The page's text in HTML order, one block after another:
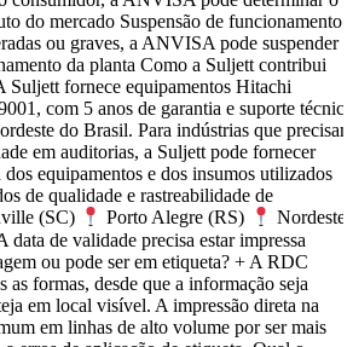
do mercado Suspensão de funcionamento
ou graves, a ANVISA pode suspender a
da planta Como a Suljett contribui
Suljett fornece equipamentos Hitachi
com 5 anos de garantia e suporte técnico
do Brasil. Para indústrias que precisam
em auditorias, a Suljett pode fornecer
equipamentos e dos insumos utilizados
de qualidade e rastreabilidade de
(SC) Porto Alegre (RS)
Nordeste
data de validade precisa estar impressa
ou pode ser em etiqueta? + A RDC
as formas, desde que a informação seja
em local visível. A impressão direta na
em linhas de alto volume por ser mais